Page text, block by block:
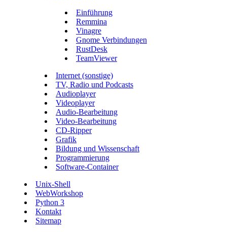
Einführung
Remmina
Vinagre
Gnome Verbindungen
RustDesk
TeamViewer
Internet (sonstige)
TV, Radio und Podcasts
Audioplayer
Videoplayer
Audio-Bearbeitung
Video-Bearbeitung
CD-Ripper
Grafik
Bildung und Wissenschaft
Programmierung
Software-Container
Unix-Shell
WebWorkshop
Python 3
Kontakt
Sitemap